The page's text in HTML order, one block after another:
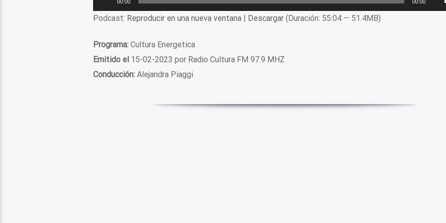
de
00:00 00:00
Podcast: Reproducir en una nueva ventana| Descargar(Duración: 55:04 — 51.4MB)
Programa:Cultura Energetica
Emitido el 15-02-2023 por Radio Cultura FM 97.9 MHZ
Conducción:Alejandra Piaggi